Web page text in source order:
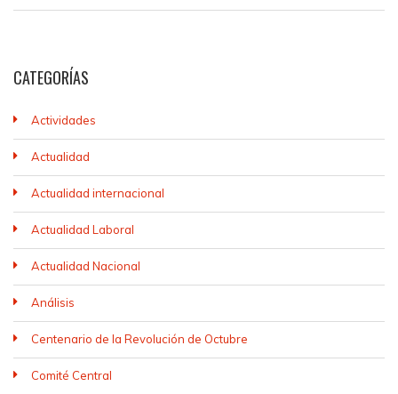
CATEGORÍAS
Actividades
Actualidad
Actualidad internacional
Actualidad Laboral
Actualidad Nacional
Análisis
Centenario de la Revolución de Octubre
Comité Central